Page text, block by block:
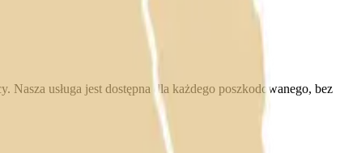
usługa jest dostępna dla każdego poszkodowanego, bez